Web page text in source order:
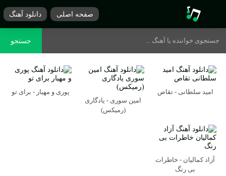
صفحه اصلی دانلود آهنگ
جستجو
امید سلطانی - تقاص
امین سوری - یادگاری
(رمیکس)
پوری و مهیار - برای تو
آزاد کمالیان - خاطرات
بی رنگ